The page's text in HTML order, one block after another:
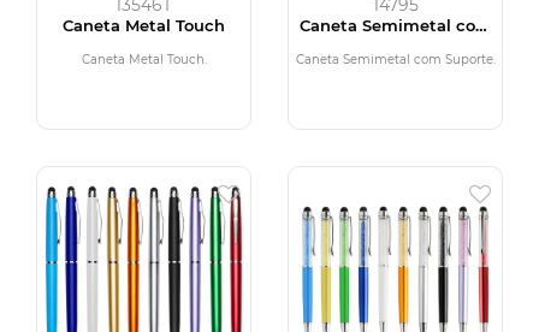
13546T
Caneta Metal Touch
Caneta Metal Touch.
14795
Caneta Semimetal com
Caneta Semimetal com Suporte.